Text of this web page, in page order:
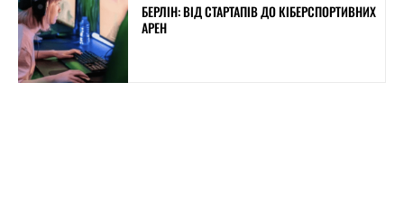
БЕРЛІН: ВІД СТАРТАПІВ ДО КІБЕРСПОРТИВНИХ
АРЕН